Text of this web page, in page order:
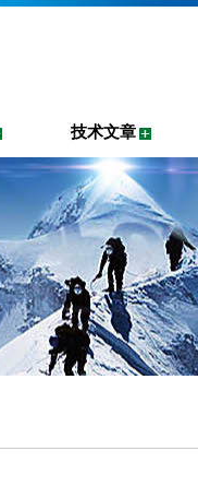
技术文章